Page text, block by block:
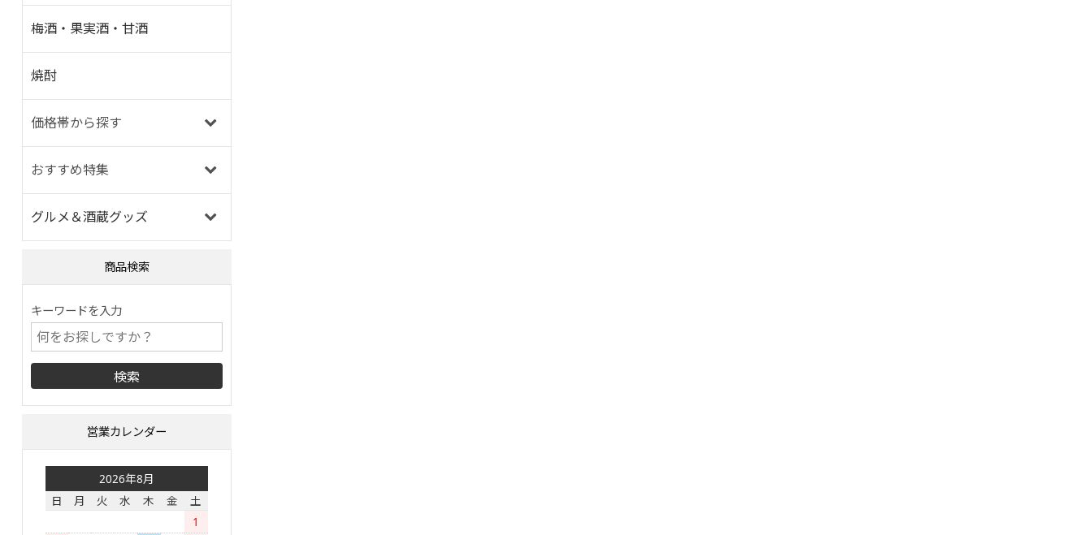
梅酒・果実酒・甘酒
焼酎
価格帯から探す
おすすめ特集
グルメ＆酒蔵グッズ
商品検索
キーワードを入力
営業カレンダー
2026年8月
日
月 火 水 木 金
土
1